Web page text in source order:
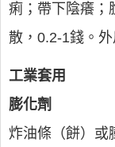
痢；帶下陰癢；
散，0.2-1錢。
工業套用
膨化劑
炸油條（餅）或